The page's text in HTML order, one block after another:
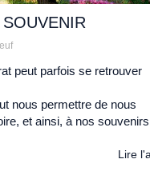
peut parfois se retrouver
nous permettre de nous
et ainsi, à nos
Lire